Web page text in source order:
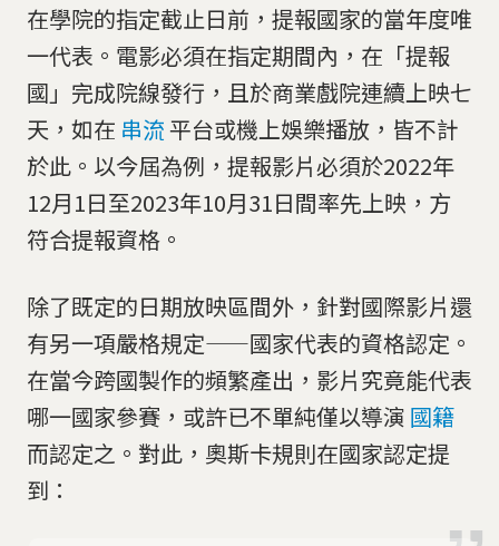
在學院的指定截止日前，提報國家的當年度唯
一代表。電影必須在指定期間內，在「提報
國」完成院線發行，且於商業戲院連續上映七
天，如在 串流平台或機上娛樂播放，皆不計
於此。以今屆為例，提報影片必須於2022年
12月1日至2023年10月31日間率先上映，方
符合提報資格。
除了既定的日期放映區間外，針對國際影片還
有另一項嚴格規定——國家代表的資格認定。
在當今跨國製作的頻繁產出，影片究竟能代表
哪一國家參賽，或許已不單純僅以導演 國籍
而認定之。對此，奧斯卡規則在國家認定提
到：